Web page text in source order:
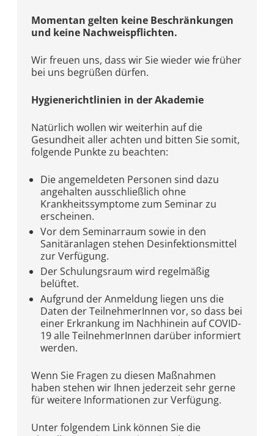
Momentan gelten keine Beschränkungen
und keine Nachweispflichten.
Wir freuen uns, dass wir Sie wieder wie früher
bei uns begrüßen dürfen.
Hygienerichtlinien in der Akademie
Natürlich wollen wir weiterhin auf die
Gesundheit aller achten und bitten Sie somit,
folgende Punkte zu beachten:
Die angemeldeten Personen sind dazu
angehalten ausschließlich ohne
Krankheitssymptome zum Seminar zu
erscheinen.
Vor dem Seminarraum sowie in den
Sanitäranlagen stehen Desinfektionsmittel
zur Verfügung.
Der Schulungsraum wird regelmäßig
belüftet.
Aufgrund der Anmeldung liegen uns die
Daten der TeilnehmerInnen vor, so dass bei
einer Erkrankung im Nachhinein auf COVID-
19 alle TeilnehmerInnen darüber informiert
werden.
Wenn Sie Fragen zu diesen Maßnahmen
haben stehen wir Ihnen jederzeit sehr gerne
für weitere Informationen zur Verfügung.
Unter folgendem Link können Sie die